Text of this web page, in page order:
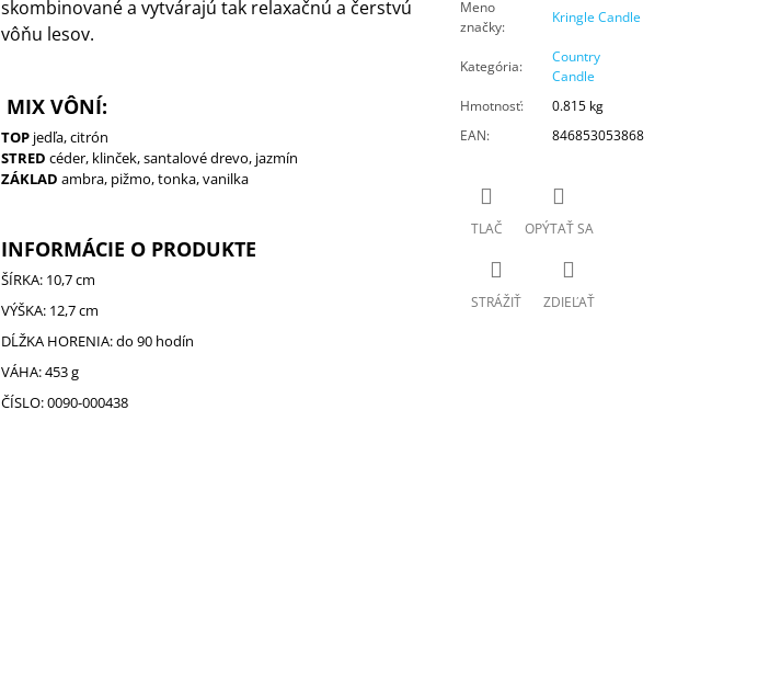
skombinované a vytvárajú tak relaxačnú a čerstvú
vôňu lesov.
MIX VÔNÍ:
TOP jedľa, citrón
STRED céder, klinček, santalové drevo, jazmín
ZÁKLAD ambra, pižmo, tonka, vanilka
INFORMÁCIE O PRODUKTE
ŠÍRKA: 10,7 cm
VÝŠKA: 12,7 cm
DĹŽKA HORENIA: do 90 hodín
VÁHA: 453 g
ČÍSLO: 0090-000438
Meno
značky:
Kringle Candle
Kategória:
Country
Candle
Hmotnosť:
0.815 kg
EAN: 846853053868
TLAČ OPÝTAŤ SA
STRÁŽIŤ ZDIEĽAŤ